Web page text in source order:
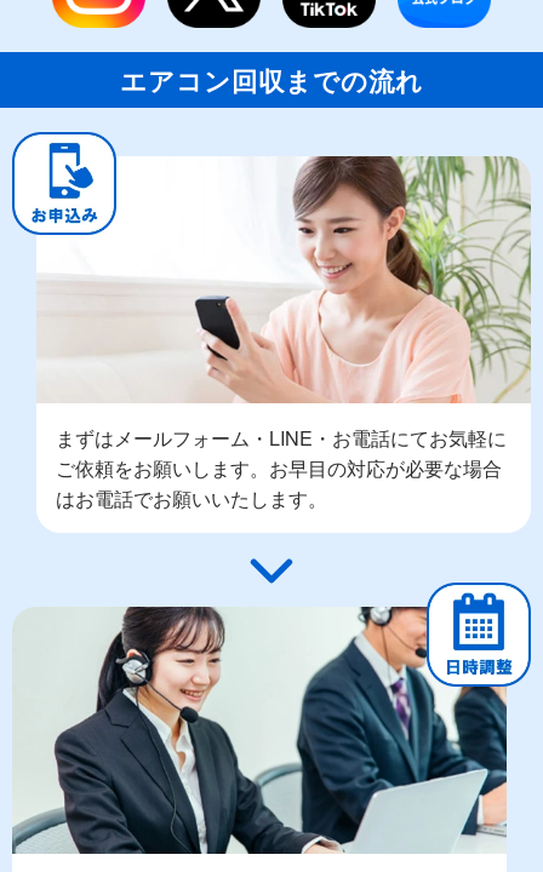
エアコン回収までの流れ
まずはメールフォーム・LINE・お電話にてお気軽に
ご依頼をお願いします。お早目の対応が必要な場合
はお電話でお願いいたします。